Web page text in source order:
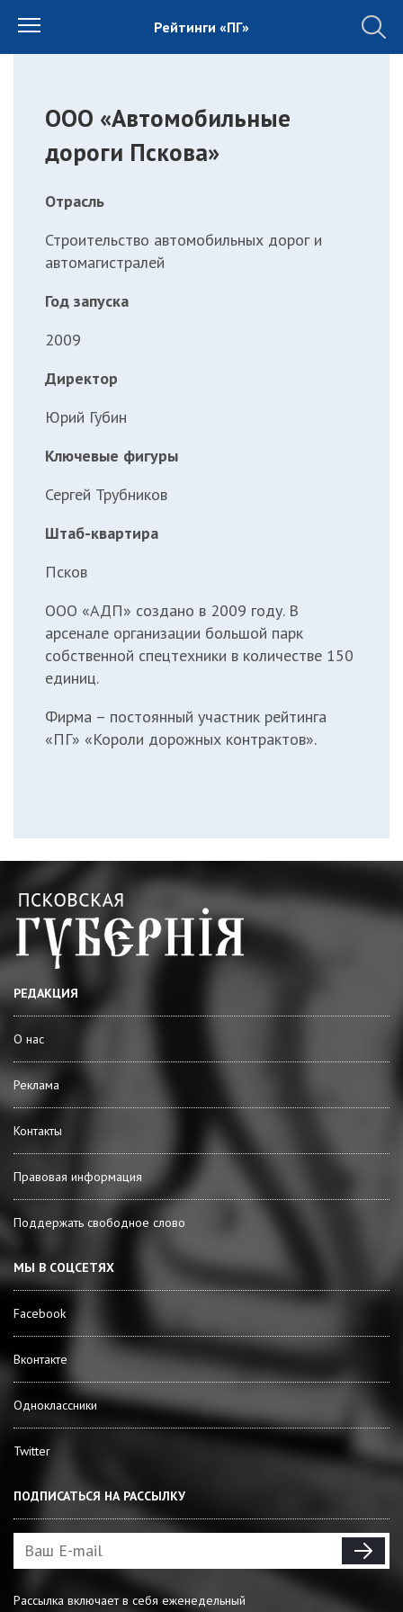
Рейтинги «ПГ»
ООО «Автомобильные
дороги Пскова»
Отрасль
Строительство автомобильных дорог и
автомагистралей
Год запуска
2009
Директор
Юрий Губин
Ключевые фигуры
Сергей Трубников
Штаб-квартира
Псков
ООО «АДП» создано в 2009 году. В
арсенале организации большой парк
собственной спецтехники в количестве 150
единиц.
Фирма – постоянный участник рейтинга
«ПГ» «Короли дорожных контрактов».
РЕДАКЦИЯ
О нас
Реклама
Контакты
Правовая информация
Поддержать свободное слово
МЫ В СОЦСЕТЯХ
Facebook
Вконтакте
Одноклассники
Twitter
ПОДПИСАТЬСЯ НА РАССЫЛКУ
Рассылка включает в себя еженедельный